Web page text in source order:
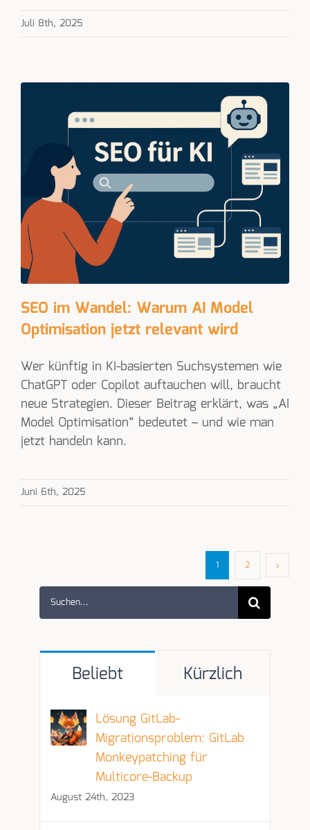
Juli 8th, 2025
SEO im Wandel: Warum AI Model
Optimisation jetzt relevant wird
Wer künftig in KI-basierten Suchsystemen wie
ChatGPT oder Copilot auftauchen will, braucht
neue Strategien. Dieser Beitrag erklärt, was „AI
Model Optimisation“ bedeutet – und wie man
jetzt handeln kann.
Juni 6th, 2025
1 2
Suche
nach:
Beliebt Kürzlich
Lösung GitLab-
Migrationsproblem: GitLab
Monkeypatching für
Multicore-Backup
August 24th, 2023